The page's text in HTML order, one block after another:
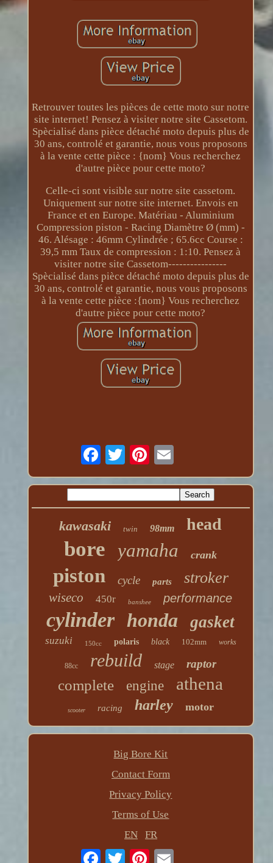
Retrouver toutes les pièces de cette moto sur notre
site internet! Pensez à visiter notre site Cassetom.
Spècialisé dans pièce détaché moto depuis plus de
30 ans, controlé et garantie, nous vous proposons
à la vente cette pièce : {nom} Vous recherchez
d'autre pièce pour cette moto?
Celle-ci sont visible sur notre site cassetom.
Uniquement sur notre site internet. Envois en
France et en Europe. Matériau - Aluminium
Compression piston - Racing Diamètre Ø (mm) -
46. Alésage : 46mm Cylindrée ; 65.6cc Course :
39,5 mm Taux de compression : 1:10. Pensez à
visiter notre site Cassetom----------------
Spècialisé dans pièce détaché moto depuis plus de
30 ans, controlé et garantie, nous vous proposons
à la vente cette pièce :{nom} Vous recherchez
d'autre pièce pour cette moto?
kawasaki twin 98mm head
bore yamaha crank
piston cycle parts stroker
wiseco 450r banshee performance
cylinder honda gasket
suzuki 150cc polaris black 102mm works
88cc rebuild stage raptor
complete engine athena
scooter racing harley motor
Big Bore Kit
Contact Form
Privacy Policy
Terms of Use
EN
FR